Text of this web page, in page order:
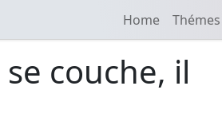
Home Thémes
couche, il